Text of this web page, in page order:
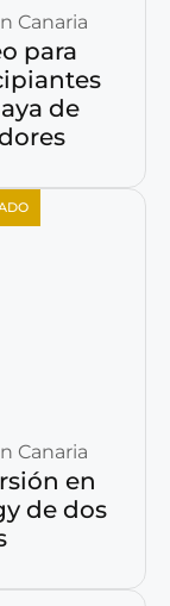
Canaria
para
de
Canaria
en
de dos